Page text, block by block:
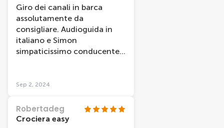
Giro dei canali in barca
assolutamente da
consigliare. Audioguida in
italiano e Simon
simpaticissimo conducente
durata è di un'ora ma ci è
Sep 2, 2024
Robertadeg
Crociera easy